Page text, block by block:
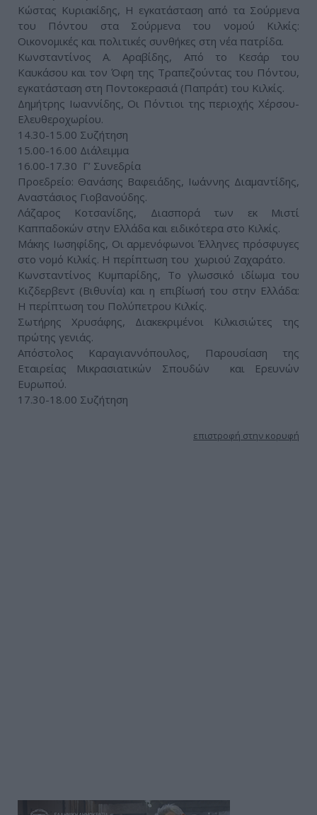
Κώστας Κυριακίδης, Η εγκατάσταση από τα Σούρμενα
του Πόντου στα Σούρμενα του νομού Κιλκίς:
Οικονομικές και πολιτικές συνθήκες στη νέα πατρίδα.
Κωνσταντίνος Α. Αραβίδης, Από το Κεσάρ του
Καυκάσου και τον Όφη της Τραπεζούντας του Πόντου,
εγκατάσταση στη Ποντοκερασιά (Παπράτ) του Κιλκίς.
Δημήτρης Ιωαννίδης, Οι Πόντιοι της περιοχής Χέρσου-
Ελευθεροχωρίου.
14.30-15.00 Συζήτηση
15.00-16.00 Διάλειμμα
16.00-17.30 Γ’ Συνεδρία
Προεδρείο: Θανάσης Βαφειάδης, Ιωάννης Διαμαντίδης,
Αναστάσιος Γιοβανούδης.
Λάζαρος Κοτσανίδης, Διασπορά των εκ Μιστί
Καππαδοκών στην Ελλάδα και ειδικότερα στο Κιλκίς.
Μάκης Ιωσηφίδης, Οι αρμενόφωνοι Έλληνες πρόσφυγες
στο νομό Κιλκίς. Η περίπτωση του χωριού Ζαχαράτο.
Κωνσταντίνος Κυμπαρίδης, Το γλωσσικό ιδίωμα του
Κιζδερβεντ (Βιθυνία) και η επιβίωσή του στην Ελλάδα:
Η περίπτωση του Πολύπετρου Κιλκίς.
Σωτήρης Χρυσάφης, Διακεκριμένοι Κιλκισιώτες της
πρώτης γενιάς.
Απόστολος Καραγιαννόπουλος, Παρουσίαση της
Εταιρείας Μικρασιατικών Σπουδών και Ερευνών
Ευρωπού.
17.30-18.00 Συζήτηση
επιστροφή στην κορυφή